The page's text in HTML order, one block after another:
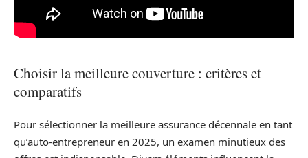
Choisir la meilleure couverture : critères et
comparatifs
Pour sélectionner la meilleure assurance décennale en tant
qu’auto-entrepreneur en 2025, un examen minutieux des